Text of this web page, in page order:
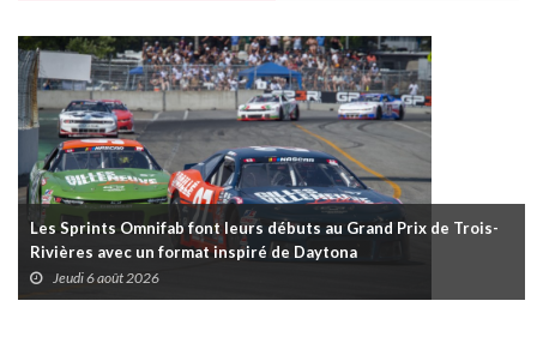
Les Sprints Omnifab font leurs débuts au Grand Prix de Trois-
Rivières avec un format inspiré de Daytona
Jeudi 6 août 2026